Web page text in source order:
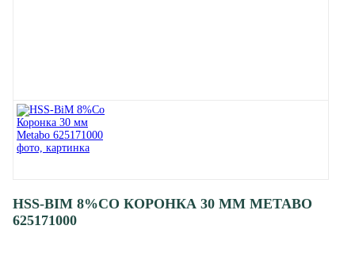
HSS-BIM 8%CO КОРОНКА 30 ММ METABO
625171000